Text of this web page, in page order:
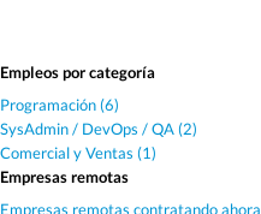
Empleos por categoría
Programación (6)
SysAdmin / DevOps / QA (2)
Comercial y Ventas (1)
Empresas remotas
Empresas remotas contratando ahora